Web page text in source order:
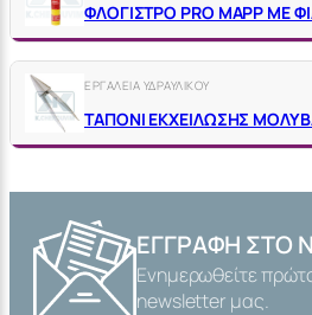
ΕΡΓΑΛΕΙΑ ΥΔΡΑΥΛΙΚΟΥ
ΕΓΓΡΑΦΉ ΣΤΟ
Ενημερωθείτε
newsletter μας.